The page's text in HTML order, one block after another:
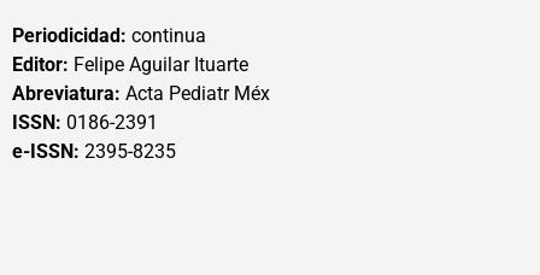
Periodicidad: continua
Editor: Felipe Aguilar Ituarte
Abreviatura: Acta Pediatr Méx
ISSN: 0186-2391
e-ISSN: 2395-8235